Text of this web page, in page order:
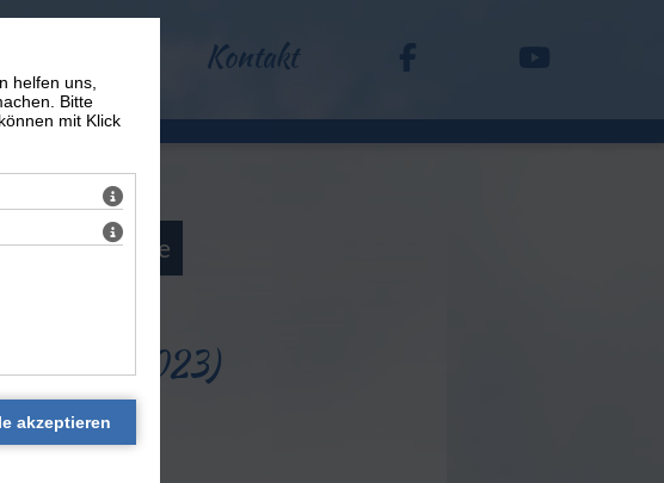
helfen uns,
Bitte
mit Klick
Kontakt
— alle Texte
(06.07.2023)